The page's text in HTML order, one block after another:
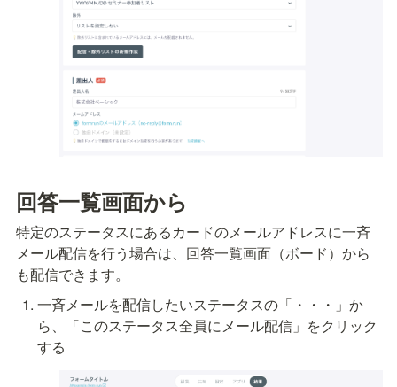
回答一覧画面から
特定のステータスにあるカードのメールアドレスに一斉
メール配信を行う場合は、回答一覧画面（ボード）から
も配信できます。
一斉メールを配信したいステータスの「・・・」か
ら、「このステータス全員にメール配信」をクリック
する